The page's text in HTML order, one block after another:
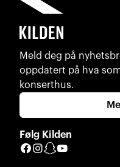
Meld deg på
oppdatert på hva
konserthus.
Følg Kilden
Facebook
Instagram
Snapchat